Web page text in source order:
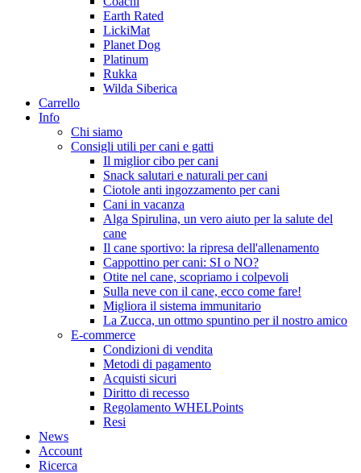
Earth Rated
LickiMat
Planet Dog
Platinum
Rukka
Wilda Siberica
Carrello
Info
Chi siamo
Consigli utili per cani e gatti
Il miglior cibo per cani
Snack salutari e naturali per cani
Ciotole anti ingozzamento per cani
Cani in vacanza
Alga Spirulina, un vero aiuto per la salute del
cane
Il cane sportivo: la ripresa dell'allenamento
Cappottino per cani: SI o NO?
Otite nel cane, scopriamo i colpevoli
Sulla neve con il cane, ecco come fare!
Migliora il sistema immunitario
La Zucca, un ottmo spuntino per il nostro amico
E-commerce
Condizioni di vendita
Metodi di pagamento
Acquisti sicuri
Diritto di recesso
Regolamento WHELPoints
Resi
News
Account
Ricerca